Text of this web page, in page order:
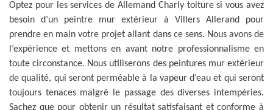
Optez pour les services de Allemand Charly toiture si vous avez
besoin d’un peintre mur extérieur à Villers Allerand pour
prendre en main votre projet allant dans ce sens. Nous avons de
l’expérience et mettons en avant notre professionnalisme en
toute circonstance. Nous utiliserons des peintures mur extérieur
de qualité, qui seront perméable à la vapeur d’eau et qui seront
toujours tenaces malgré le passage des diverses intempéries.
Sachez que pour obtenir un résultat satisfaisant et conforme à